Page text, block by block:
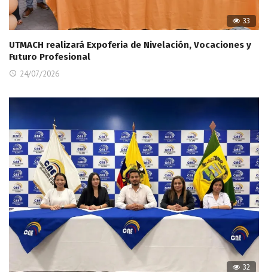
33
UTMACH realizará Expoferia de Nivelación, Vocaciones y
Futuro Profesional
24/07/2026
32